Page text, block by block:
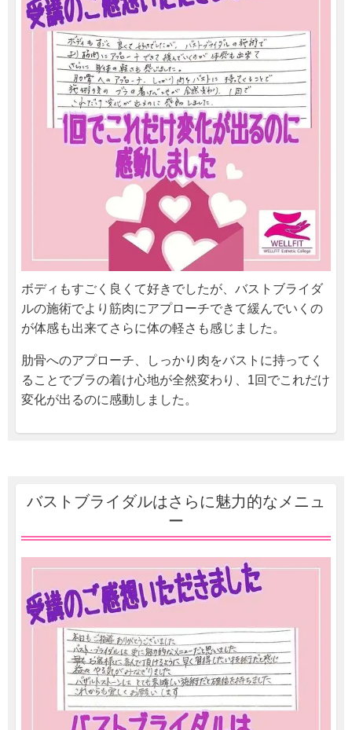
ボディもすごく良くて好きでしたが、バストブライダ
ルの施術でより筋肉にアプローチできて緩んでいくの
が体感も出来てさらに体の軽さも感じました。
肋骨へのアプローチ、しっかり肉をバストに持ってく
ることでブラの着け心地が全然変わり、1回でこれだけ
変化が出るのに感動しました。
バストブライダルはさらに魅力的なメニュ
ー